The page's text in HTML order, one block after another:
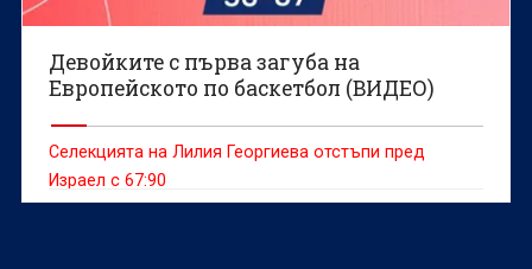
Девойките с първа загуба на
Европейското по баскетбол (ВИДЕО)
Селекцията на Лилия Георгиева отстъпи пред
Израел с 67:90